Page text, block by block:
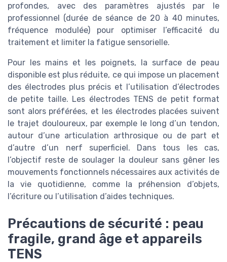
profondes, avec des paramètres ajustés par le
professionnel (durée de séance de 20 à 40 minutes,
fréquence modulée) pour optimiser l’efficacité du
traitement et limiter la fatigue sensorielle.
Pour les mains et les poignets, la surface de peau
disponible est plus réduite, ce qui impose un placement
des électrodes plus précis et l’utilisation d’électrodes
de petite taille. Les électrodes TENS de petit format
sont alors préférées, et les électrodes placées suivent
le trajet douloureux, par exemple le long d’un tendon,
autour d’une articulation arthrosique ou de part et
d’autre d’un nerf superficiel. Dans tous les cas,
l’objectif reste de soulager la douleur sans gêner les
mouvements fonctionnels nécessaires aux activités de
la vie quotidienne, comme la préhension d’objets,
l’écriture ou l’utilisation d’aides techniques.
Précautions de sécurité : peau
fragile, grand âge et appareils
TENS